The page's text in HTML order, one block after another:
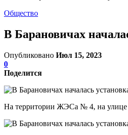
Общество
В Барановичах
Опубликовано Июл 15, 2023
0
Поделится
На территории ЖЭСа № 4, на улице